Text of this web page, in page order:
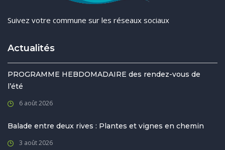
Suivez votre commune sur les réseaux sociaux
Actualités
PROGRAMME HEBDOMADAIRE des rendez-vous de
l’été
6 août 2026
Balade entre deux rives : Plantes et vignes en chemin
3 août 2026